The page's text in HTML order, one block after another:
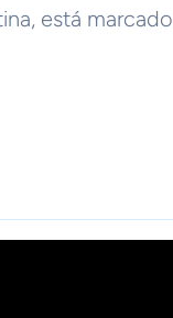
está marcado